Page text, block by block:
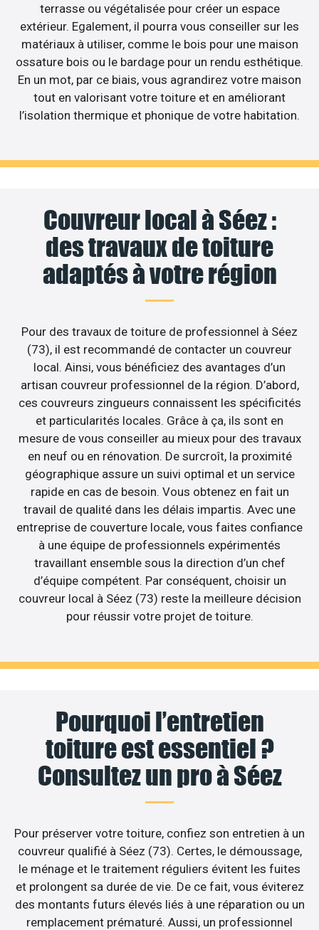
terrasse ou végétalisée pour créer un espace
extérieur. Egalement, il pourra vous conseiller sur les
matériaux à utiliser, comme le bois pour une maison
ossature bois ou le bardage pour un rendu esthétique.
En un mot, par ce biais, vous agrandirez votre maison
tout en valorisant votre toiture et en améliorant
l’isolation thermique et phonique de votre habitation.
Couvreur local à Séez :
des travaux de toiture
adaptés à votre région
Pour des travaux de toiture de professionnel à Séez
(73), il est recommandé de contacter un couvreur
local. Ainsi, vous bénéficiez des avantages d’un
artisan couvreur professionnel de la région. D’abord,
ces couvreurs zingueurs connaissent les spécificités
et particularités locales. Grâce à ça, ils sont en
mesure de vous conseiller au mieux pour des travaux
en neuf ou en rénovation. De surcroît, la proximité
géographique assure un suivi optimal et un service
rapide en cas de besoin. Vous obtenez en fait un
travail de qualité dans les délais impartis. Avec une
entreprise de couverture locale, vous faites confiance
à une équipe de professionnels expérimentés
travaillant ensemble sous la direction d’un chef
d’équipe compétent. Par conséquent, choisir un
couvreur local à Séez (73) reste la meilleure décision
pour réussir votre projet de toiture.
Pourquoi l’entretien
toiture est essentiel ?
Consultez un pro à Séez
Pour préserver votre toiture, confiez son entretien à un
couvreur qualifié à Séez (73). Certes, le démoussage,
le ménage et le traitement réguliers évitent les fuites
et prolongent sa durée de vie. De ce fait, vous éviterez
des montants futurs élevés liés à une réparation ou un
remplacement prématuré. Aussi, un professionnel